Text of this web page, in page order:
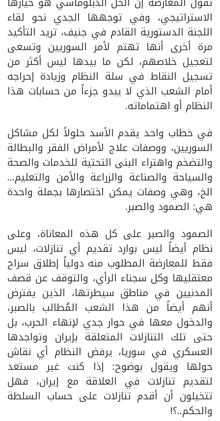
الاستراتيجي، وفي توجهها الجدي نحو لقاء
اللجنة الدستورية القادم في جنيف، تريد التأكيد
مرة أخرى أنها تهتم لأمر السوريين وتسعى
لتعجيل خلاصهم، لكن ما بيدها ليس أكثر من
تسجيل النقاط في سلة النظام وزيادة إحراجه
أمام الشعب الذي لا يبدو جزءاً من حسابات هذا
النظام أو اهتماماته.
في خطاب واحد يقدم الأسد حلولاً لكل مشاكل
السوريين، ووصفات علاج لأمراض الفقر والبطالة
والتضخم واهتراء البنى التحتية للخدمات والصحة
والسياحة والصناعة والزراعة والأمن والتعليم…
الخ، وهي وصفات يمكن اختصارها بجملة واحدة
هي: الصمود والصبر.
الصمود والصبر على كل هذه المعاناة، وعلى
نظام أيضاً ليس بوارد تقديم أي تنازلات، ليس
فقط للمعارضة المطلوب منه دولياً إطلاق سراح
معتقليها وكل سجناء الرأي، والتوقف عن قصف
المدنيين في مناطق سيطرتها، الذين يفترض
أنهم أيضاً من هذا الشعب المُطالب بالصبر،
والدخول معها في حوار جدي لإنهاء الحرب، بل
حتى تلك التنازلات المتعلقة بإيران وتواجدها
العسكري في سوريا، يرفض النظام أي نقاش
حولها ويقول بوضوح: إذا كنت غير مستعد
لتقديم تنازلات في العلاقة مع إيران، فهل
تتخيلون أن أقدم تنازلات على حساب السلطة
والحكم..؟!